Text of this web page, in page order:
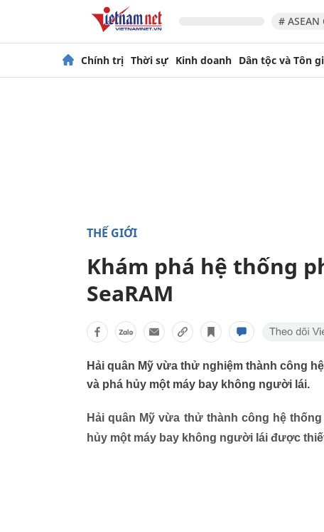
# ASEAN
Chính trị Thời sự Kinh doanh Dân tộc và Tôn
THẾ GIỚI
Khám phá hệ thống
SeaRAM
Hải quân Mỹ vừa thử nghiệm thành công
và phá hủy một máy bay không người lái.
Hải quân Mỹ vừa thử thành công hệ
hủy một máy bay không người lái được